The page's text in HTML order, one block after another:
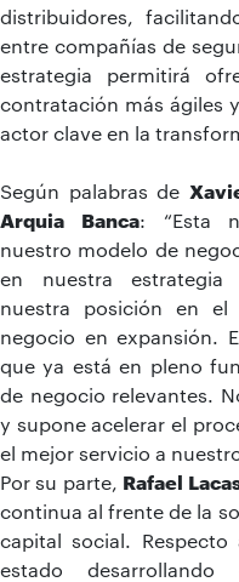
distribuidores,
entre compañías de
estrategia permitirá
contratación más ágiles
actor clave en la
Según palabras de
Arquia Banca: “Esta
nuestro modelo de
en nuestra estrategia
nuestra posición en
negocio en expansión.
que ya está en pleno
de negocio relevantes.
y supone acelerar el
el mejor servicio a
Por su parte, Rafael
continua al frente de la
capital social. Respecto
estado desarrollando